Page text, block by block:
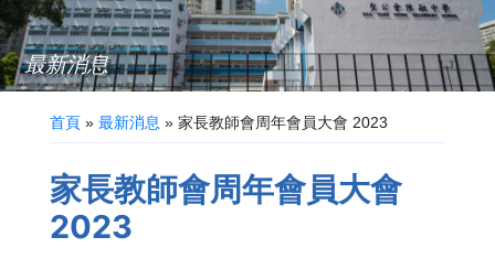
最新消息
首頁 » 最新消息 » 家長教師會周年會員大會 2023
家長教師會周年會員大會
2023